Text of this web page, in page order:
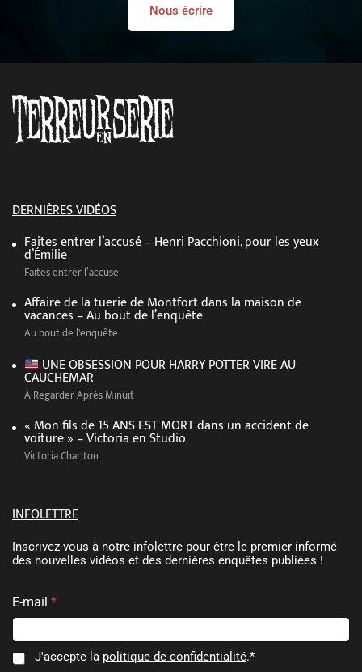
Nous écrire
DERNIÈRES VIDÉOS
Faites entrer l’accusé – Henri Pacchioni, pour les yeux
d’Émilie
Faites entrer l’accusé
Affaire de la tuerie de Montfort dans la maison de
vacances – Au bout de l’enquête
Au bout de l'enquête
UNE OBSESSION POUR HARRY POTTER VIRE AU
CAUCHEMAR
À Regarder Après Minuit
« Mon fils de 15 ANS EST MORT dans un accident de
voiture » – Victoria en Studio
Victoria Charlton
INFOLETTRE
Inscrivez-vous à notre infolettre pour être le premier informé
des nouvelles vidéos et des dernières enquêtes publiées !
E
-
a
i
l
*
E
m
a
i
E-mail *
C
J'accepte la politique de confidentialité.*